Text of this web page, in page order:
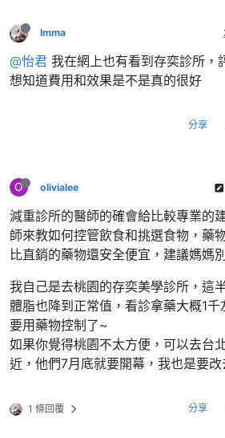
Imma
@怡君 我在網上也有看到存奕診所，
想知道費用和效果是不是真的很好
分享
O olivialee
減重診所的醫師的確會給比較專業的
師來教如何控管飲食和挑選食物，藥
比直銷的藥物還安全便宜，建議媽媽
我自己是去桃園的存奕美學診所，這
體脂也降到正常值，看診拿藥大概1
要用藥物控制了~
如果你覺得桃園不太方便，可以去台
近，他們7月底就要開幕，我也是要
1 條回覆 分享